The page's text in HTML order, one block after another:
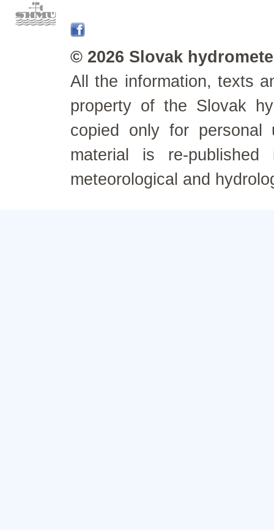
© 2026 Slovak
All the information, texts
property of the Slovak
copied only for personal
material is re-
meteorological and